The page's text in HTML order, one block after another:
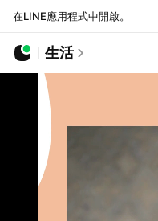
在LINE應用程式中開啟。
生活